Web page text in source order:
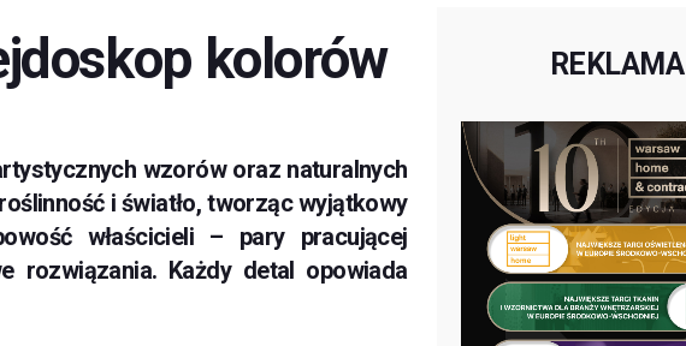
kolorów
wzorów oraz naturalnych
i światło, tworząc wyjątkowy
właścicieli – pary pracującej
rozwiązania. Każdy detal opowiada
REKLAMA